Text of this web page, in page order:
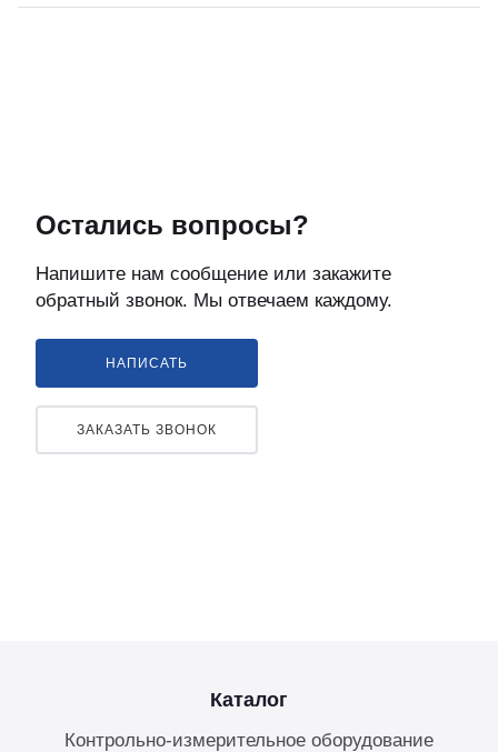
Остались вопросы?
Напишите нам сообщение или закажите
обратный звонок. Мы отвечаем каждому.
НАПИСАТЬ
ЗАКАЗАТЬ ЗВОНОК
Каталог
Контрольно-измерительное оборудование